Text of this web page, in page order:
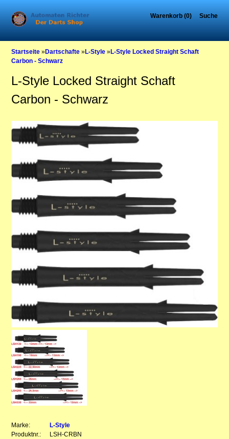
Warenkorb (0) Suche
Startseite »Dartschafte »L-Style »L-Style Locked Straight Schaft
Carbon - Schwarz
L-Style Locked Straight Schaft
Carbon - Schwarz
Marke:
L-Style
Produktnr.:
LSH-CRBN